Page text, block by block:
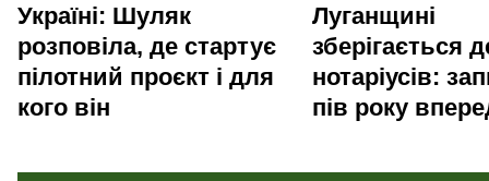
Україні: Шуляк
розповіла, де стартує
пілотний проєкт і для
кого він
Луганщині
зберігається
нотаріусів:
пів року